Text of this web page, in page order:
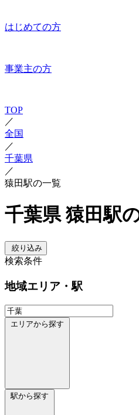
はじめての方
事業主の方
TOP
／
全国
／
千葉県
／
猿田駅の一覧
千葉県 猿田駅
絞り込み
検索条件
地域エリア・駅
エリアから探す
駅から探す